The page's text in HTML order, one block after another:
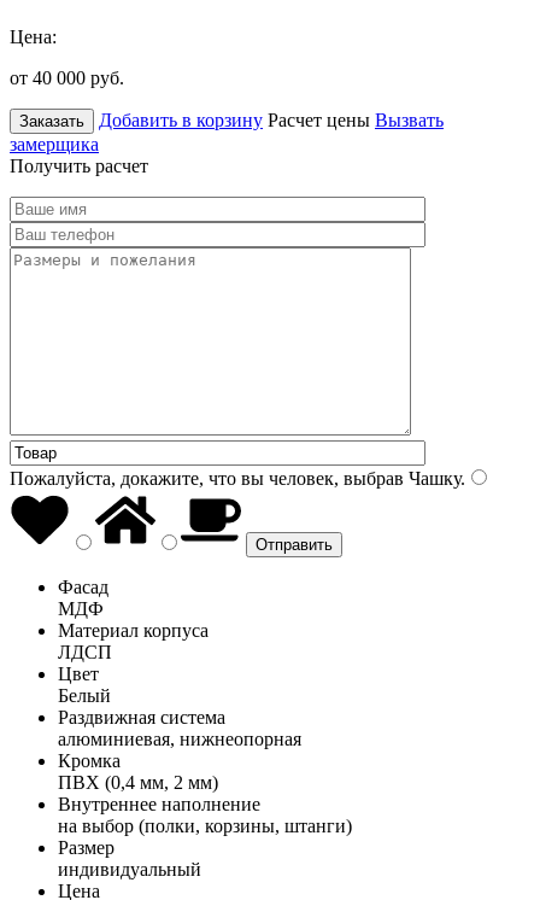
Цена:
от 40 000 руб.
Заказать Добавить в корзину Расчет цены Вызвать
замерщика
Получить расчет
Пожалуйста, докажите, что вы человек, выбрав Чашку.
Фасад
МДФ
Материал корпуса
ЛДСП
Цвет
Белый
Раздвижная система
алюминиевая, нижнеопорная
Кромка
ПВХ (0,4 мм, 2 мм)
Внутреннее наполнение
на выбор (полки, корзины, штанги)
Размер
индивидуальный
Цена